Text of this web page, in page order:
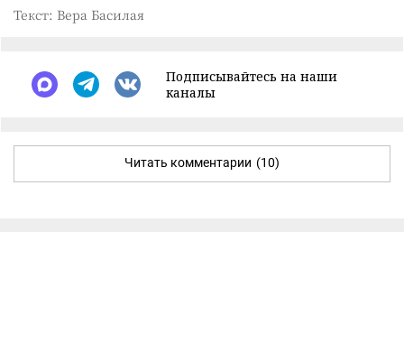
Текст: Вера Басилая
Подписывайтесь на наши
каналы
Читать комментарии (10)